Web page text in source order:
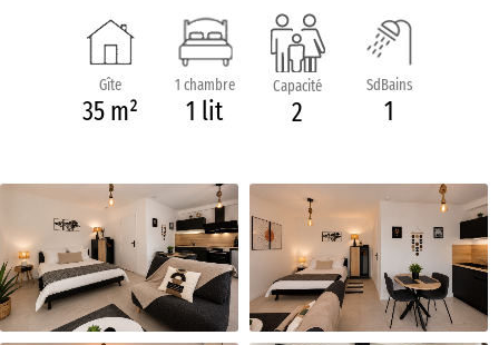
Gîte
35 m²
1 chambre
1 lit
Capacité
2
SdBains
1